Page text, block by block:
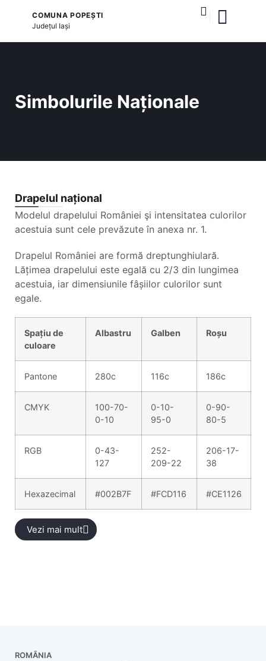
COMUNA POPEȘTI
Județul Iași
Simbolurile Naționale
Drapelul național
Modelul drapelului României şi intensitatea culorilor
acestuia sunt cele prevăzute în anexa nr. 1.
Drapelul României are formă dreptunghiulară.
Lățimea drapelului este egală cu 2/3 din lungimea
acestuia, iar dimensiunile fâșiilor culorilor sunt
egale.
Spațiu de
culoare
Albastru Galben Roșu
Pantone 280c 116c 186c
CMYK
100-70-
0-10
0-10-
95-0
0-90-
80-5
RGB
0-43-
127
252-
209-22
206-17-
38
Hexazecimal #002B7F #FCD116 #CE1126
Vezi mai mult
ROMÂNIA